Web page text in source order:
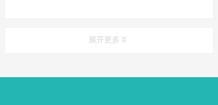
展开更多